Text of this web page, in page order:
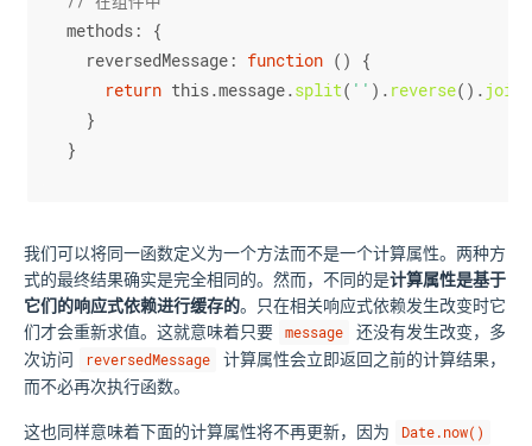
methods: {
reversedMessage: function ( ) {
return this.message.split( '' ). reverse(). join
  }
}
我们可以将同一函数定义为一个方法而不是一个计算属性。两种方
式的最终结果确实是完全相同的。然而，不同的是计算属性是基于
它们的响应式依赖进行缓存的。只在相关响应式依赖发生改变时它
们才会重新求值。这就意味着只要
message
还没有发生改变，多
次访问
reversedMessage
计算属性会立即返回之前的计算结果，
而不必再次执行函数。
这也同样意味着下面的计算属性将不再更新，因为 Date.now()